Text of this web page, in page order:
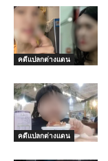
คดีแปลกต่างแดน
คดีแปลกต่างแดน